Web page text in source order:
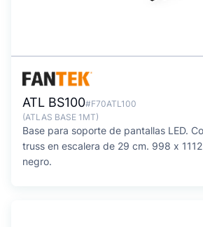
ATL BS100#F70ATL100
(ATLAS BASE 1MT)
Base para soporte de pantallas LED.
truss en escalera de 29 cm. 998 x
negro.